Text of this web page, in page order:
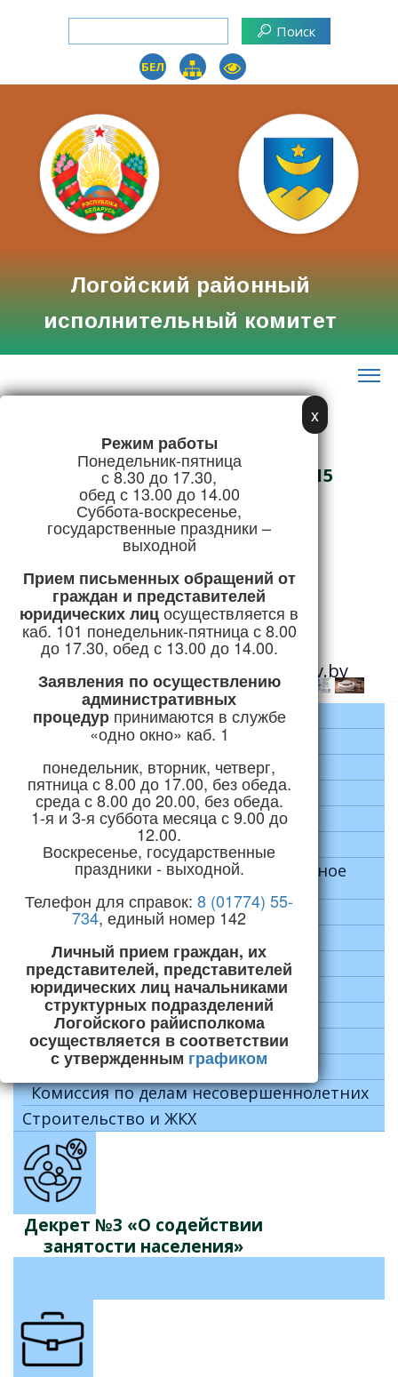
БЕЛ
Логойский районный
исполнительный комитет
Адрес:
г. Логойск, ул. Советская, 15
Телефон/Факс:
+375 (1774) 5-51-41
Режим работы
x
Режим работы
Понедельник-пятница
с 8.30 до 17.30,
обед с 13.00 до 14.00
Суббота-воскресенье,
государственные праздники –
выходной
Прием письменных обращений от
граждан и представителей
юридических лицосуществляется в
каб. 101 понедельник-пятница с 8.00
до 17.30, обед с 13.00 до 14.00.
Заявления по осуществлению
административных
процедурпринимаются в службе
«одно окно» каб. 1
понедельник, вторник, четверг,
пятница с 8.00 до 17.00, без обеда.
среда с 8.00 до 20.00, без обеда.
1-я и 3-я суббота месяца с 9.00 до
12.00.
Воскресенье, государственные
праздники - выходной.
Телефон для справок:8 (01774) 55-
734, единый номер 142
Личный прием граждан, их
представителей, представителей
юридических лиц начальниками
структурных подразделений
Логойского райисполкома
осуществляется в соответствии
с утвержденным графиком
Горячая линия:
+375 (1774) 5-24-04
priemnaya@logoysk.gov.by
Главная
Руководство
Экономика
Социальная сфера
Здравоохранение
Оздоровление и санаторно-курортное
Лето 2024
Образование
Культура
Спорт и физическая культура
Идеологическая работа
Социальная защита населения
Комиссия по делам несовершеннолетних
Строительство и ЖКХ
Декрет №3 «О содействии
занятости населения»